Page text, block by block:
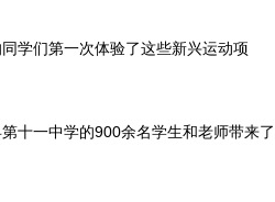
学们第一次体验了这些新兴运动项
十一中学的900余名学生和老师带来了